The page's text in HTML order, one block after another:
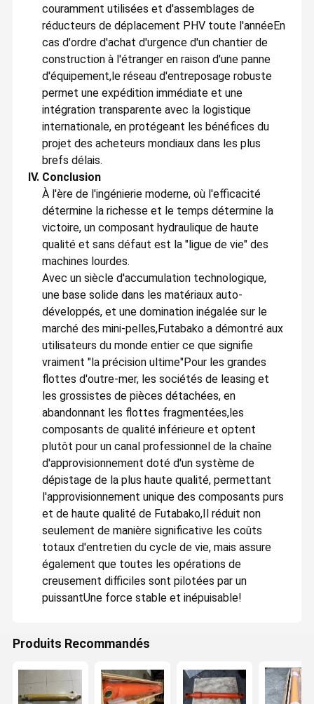
couramment utilisées et d'assemblages de
réducteurs de déplacement PHV toute l'annéeEn
cas d'ordre d'achat d'urgence d'un chantier de
construction à l'étranger en raison d'une panne
d'équipement,le réseau d'entreposage robuste
permet une expédition immédiate et une
intégration transparente avec la logistique
internationale, en protégeant les bénéfices du
projet des acheteurs mondiaux dans les plus
brefs délais.
IV. Conclusion
À l'ère de l'ingénierie moderne, où l'efficacité
détermine la richesse et le temps détermine la
victoire, un composant hydraulique de haute
qualité et sans défaut est la "ligue de vie" des
machines lourdes.
Avec un siècle d'accumulation technologique,
une base solide dans les matériaux auto-
développés, et une domination inégalée sur le
marché des mini-pelles,Futabako a démontré aux
utilisateurs du monde entier ce que signifie
vraiment "la précision ultime"Pour les grandes
flottes d'outre-mer, les sociétés de leasing et
les grossistes de pièces détachées, en
abandonnant les flottes fragmentées,les
composants de qualité inférieure et optent
plutôt pour un canal professionnel de la chaîne
d'approvisionnement doté d'un système de
dépistage de la plus haute qualité, permettant
l'approvisionnement unique des composants purs
et de haute qualité de Futabako,Il réduit non
seulement de manière significative les coûts
totaux d'entretien du cycle de vie, mais assure
également que toutes les opérations de
creusement difficiles sont pilotées par un
puissantUne force stable et inépuisable!
Produits Recommandés